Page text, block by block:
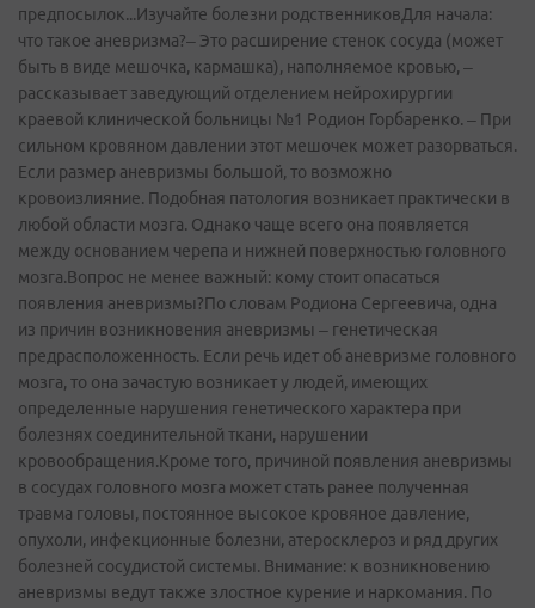
предпосылок...Изучайте болезни родственниковДля начала:
что такое аневризма?– Это расширение стенок сосуда (может
быть в виде мешочка, кармашка), наполняемое кровью, –
рассказывает заведующий отделением нейрохирургии
краевой клинической больницы №1 Родион Горбаренко. – При
сильном кровяном давлении этот мешочек может разорваться.
Если размер аневризмы большой, то возможно
кровоизлияние. Подобная патология возникает практически в
любой области мозга. Однако чаще всего она появляется
между основанием черепа и нижней поверхностью головного
мозга.Вопрос не менее важный: кому стоит опасаться
появления аневризмы?По словам Родиона Сергеевича, одна
из причин возникновения аневризмы – генетическая
предрасположенность. Если речь идет об аневризме головного
мозга, то она зачастую возникает у людей, имеющих
определенные нарушения генетического характера при
болезнях соединительной ткани, нарушении
кровообращения.Кроме того, причиной появления аневризмы
в сосудах головного мозга может стать ранее полученная
травма головы, постоянное высокое кровяное давление,
опухоли, инфекционные болезни, атеросклероз и ряд других
болезней сосудистой системы. Внимание: к возникновению
аневризмы ведут также злостное курение и наркомания. По